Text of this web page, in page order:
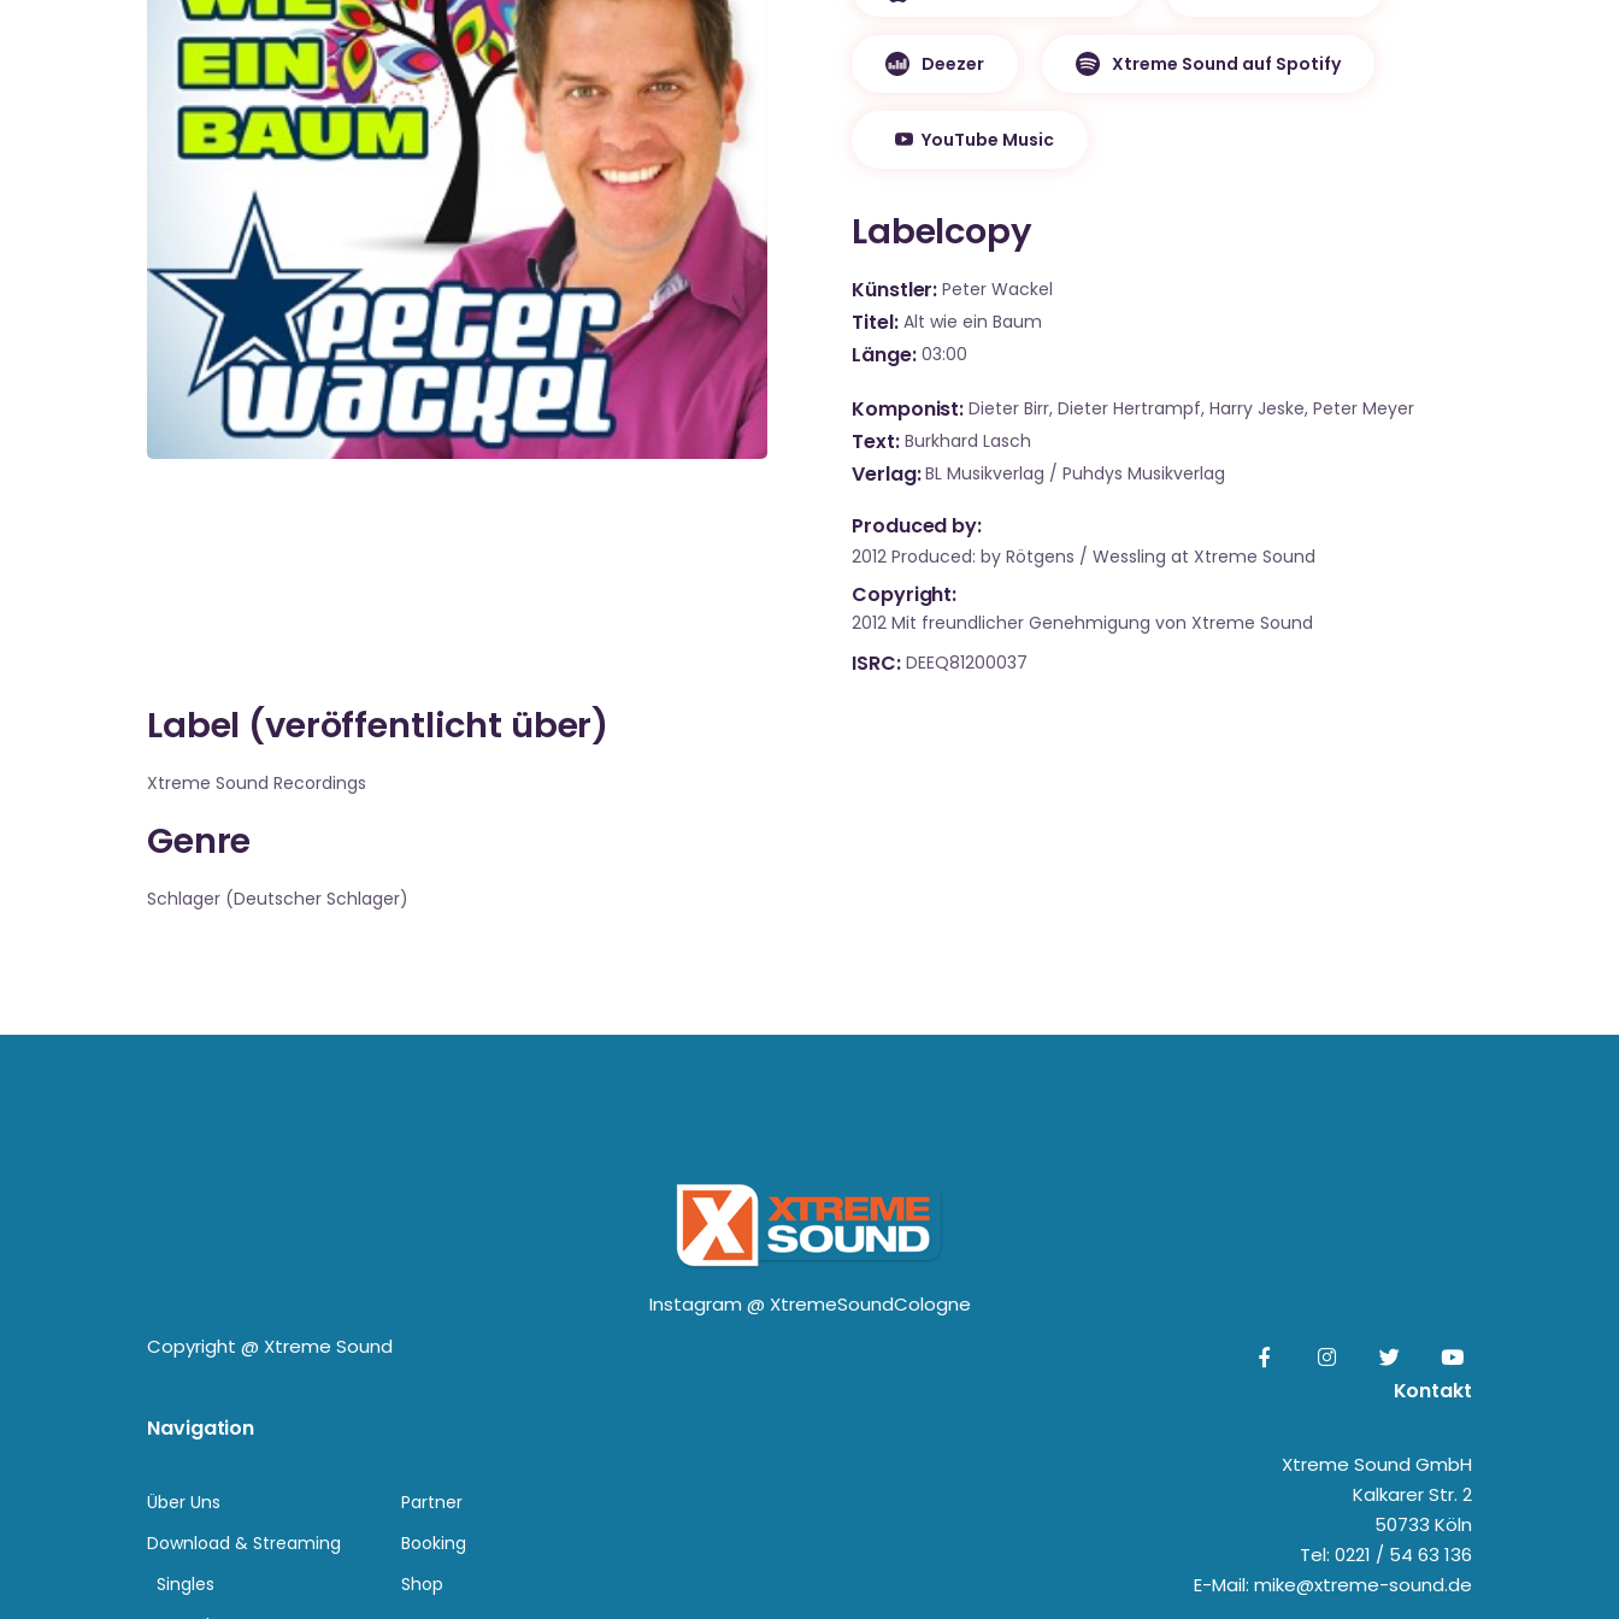
Deezer Xtreme Sound auf Spotify
YouTube Music
Labelcopy
Künstler Peter Wackel
Titel Alt wie ein Baum
Länge 03:00
Komponist Dieter Birr, Dieter Hertrampf, Harry Jeske, Peter Meyer
Text Burkhard Lasch
Verlag BL Musikverlag / Puhdys Musikverlag
Produced by:
2012 Produced: by Rötgens / Wessling at Xtreme Sound
Copyright:
2012 Mit freundlicher Genehmigung von Xtreme Sound
ISRC DEEQ81200037
Label (veröffentlicht über)
Xtreme Sound Recordings
Genre
Schlager (Deutscher Schlager)
Instagram @ XtremeSoundCologne
Copyright @ Xtreme Sound
Navigation
Über Uns
Download & Streaming
Singles
Partner
Booking
Shop
Kontakt
Xtreme Sound GmbH
Kalkarer Str. 2
50733 Köln
Tel: 0221 / 54 63 136
E-Mail: mike@xtreme-sound.de